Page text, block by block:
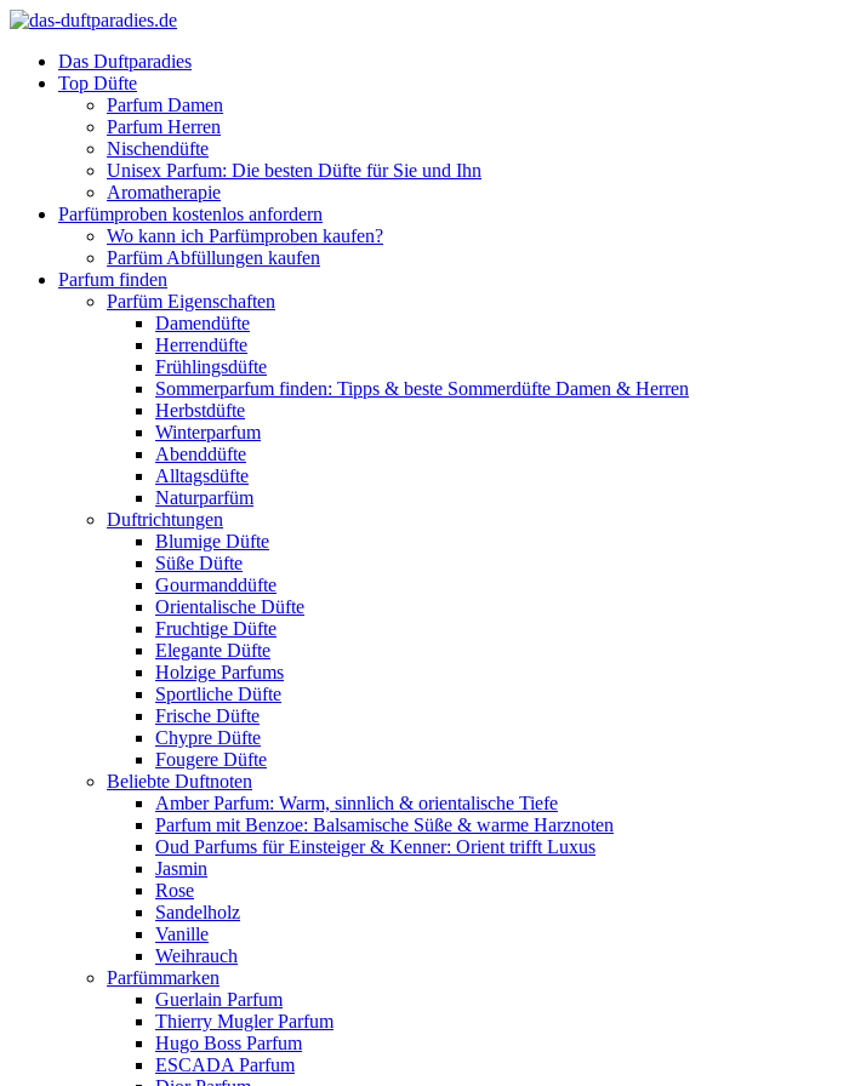
Das Duftparadies
Top Düfte
Parfum Damen
Parfum Herren
Nischendüfte
Unisex Parfum: Die besten Düfte für Sie und Ihn
Aromatherapie
Parfümproben kostenlos anfordern
Wo kann ich Parfümproben kaufen?
Parfüm Abfüllungen kaufen
Parfum finden
Parfüm Eigenschaften
Damendüfte
Herrendüfte
Frühlingsdüfte
Sommerparfum finden: Tipps & beste Sommerdüfte Damen & Herren
Herbstdüfte
Winterparfum
Abenddüfte
Alltagsdüfte
Naturparfüm
Duftrichtungen
Blumige Düfte
Süße Düfte
Gourmanddüfte
Orientalische Düfte
Fruchtige Düfte
Elegante Düfte
Holzige Parfums
Sportliche Düfte
Frische Düfte
Chypre Düfte
Fougere Düfte
Beliebte Duftnoten
Amber Parfum: Warm, sinnlich & orientalische Tiefe
Parfum mit Benzoe: Balsamische Süße & warme Harznoten
Oud Parfums für Einsteiger & Kenner: Orient trifft Luxus
Jasmin
Rose
Sandelholz
Vanille
Weihrauch
Parfümmarken
Guerlain Parfum
Thierry Mugler Parfum
Hugo Boss Parfum
ESCADA Parfum